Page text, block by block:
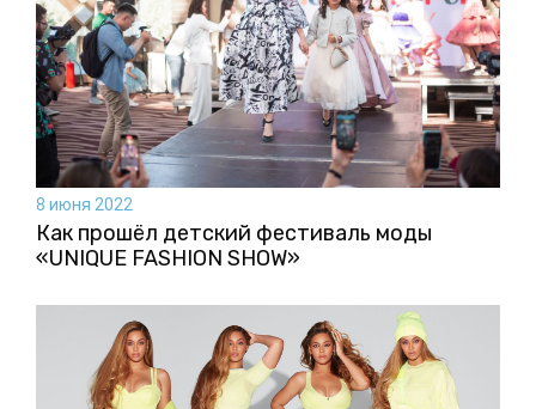
8 июня 2022
Как прошёл детский фестиваль моды
«UNIQUE FASHION SHOW»